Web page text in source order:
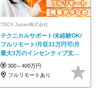
TDCX Japan株式会社
テクニカルサポート/未経験OK/
フルリモート/月収31万円可/月
最大3万のインセンティブ支給/
平均年齢33歳
300～400万円
フルリモートあり